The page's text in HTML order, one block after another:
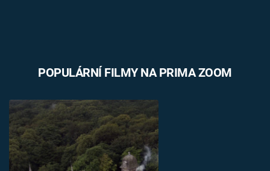
POPULÁRNÍ FILMY NA PRIMA ZOOM